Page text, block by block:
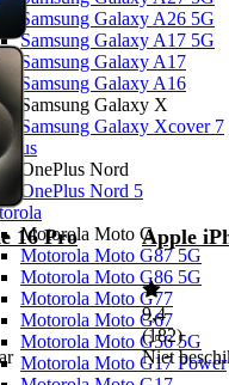
Samsung Galaxy A26 5G
Samsung Galaxy A17 5G
Samsung Galaxy A17
Samsung Galaxy A16
Samsung Galaxy X
Samsung Galaxy Xcover 7
OnePlus Nord
OnePlus Nord 5
Motorola Moto G
Motorola Moto G87 5G
Motorola Moto G86 5G
Motorola Moto G77
Motorola Moto G67
Motorola Moto G56 5G
Motorola Moto G17 Power
16 Pro Apple
9,4
(182)
Niet